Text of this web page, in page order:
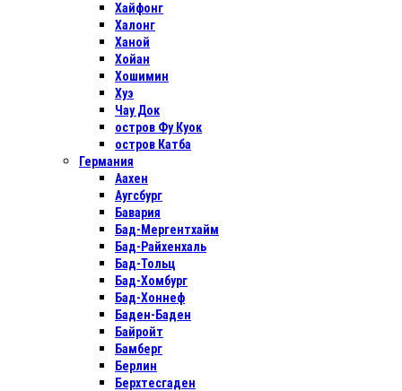
Хайфонг
Халонг
Ханой
Хойан
Хошимин
Хуэ
Чау Док
остров Фу Куок
остров Катба
Германия
Аахен
Аугсбург
Бавария
Бад-Мергентхайм
Бад-Райхенхаль
Бад-Тольц
Бад-Хомбург
Бад-Хоннеф
Баден-Баден
Байройт
Бамберг
Берлин
Берхтесгаден